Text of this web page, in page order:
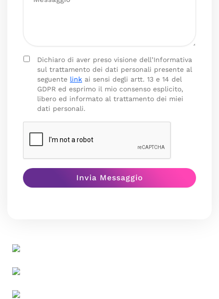
Dichiaro di aver preso visione dell’Informativa
sul trattamento dei dati personali presente al
seguente link ai sensi degli artt. 13 e 14 del
GDPR ed esprimo il mio consenso esplicito,
libero ed informato al trattamento dei miei
dati personali.